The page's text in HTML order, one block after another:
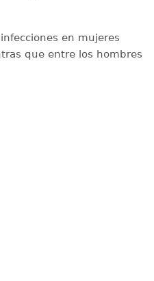
en mujeres
que entre los hombres